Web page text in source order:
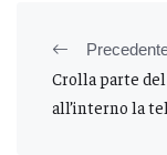
Crolla parte
all’interno la